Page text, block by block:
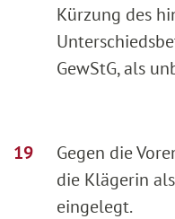
Kürzung des
GewStG, als
Gegen die
die Klägerin
eingelegt.